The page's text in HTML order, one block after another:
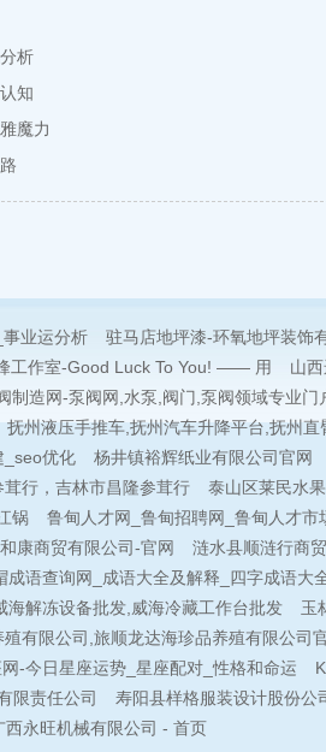
析
知
魔力
业运分析
驻马店地坪漆-环氧地坪装饰
工作室-Good Luck To You! —— 用
山
制造网-泵阀网,水泵,阀门,泵阀领域专业门
抚州液压手推车,抚州汽车升降平台,抚州
_seo优化
杨井镇裕辉纸业有限公司官网
行，吉林市昌隆参茸行
泰山区莱民水
锅
鲁甸人才网_鲁甸招聘网_鲁甸人才市
康商贸有限公司-官网 涟水县顺涟行商
成语查询网_成语大全及解释_四字成语大
解冻设备批发,威海冷藏工作台批发
玉
有限公司,旅顺龙达海珍品养殖有限公司
-今日星座运势_星座配对_性格和命运
限责任公司 寿阳县样格服装设计股份公
西永旺机械有限公司 - 首页